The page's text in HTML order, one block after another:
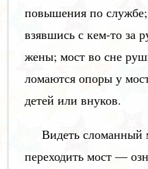
повышения по
взявшись с кем-то за
жены; мост во сне
ломаются опоры у
детей или внуков.
Видеть сломанный
переходить мост —